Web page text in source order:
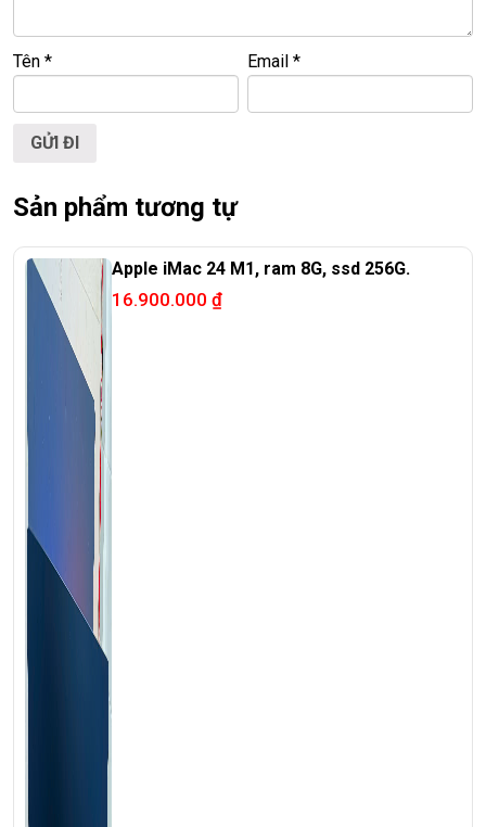
ĐC: 60/26 Đồng Đen, p.14, Tân Bình
Web:https://laptoptrieuphat.com
<<< Tất cả sản phẩm Laptop Triều Phát đều được bao ra
Tên * Email*
Sản phẩm tương tự
Apple iMac 24 M1, ram 8G, ssd 256G.
16.900.000 ₫